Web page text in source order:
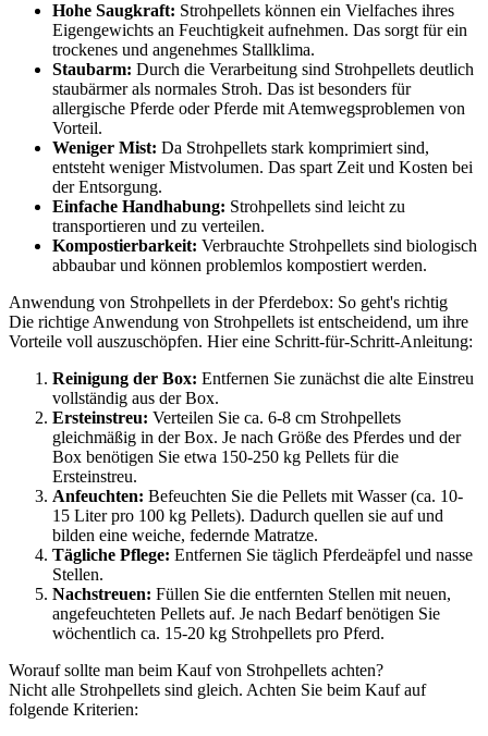
Hohe Saugkraft: Strohpellets können ein Vielfaches ihres
Eigengewichts an Feuchtigkeit aufnehmen. Das sorgt für ein
trockenes und angenehmes Stallklima.
Staubarm: Durch die Verarbeitung sind Strohpellets deutlich
staubärmer als normales Stroh. Das ist besonders für
allergische Pferde oder Pferde mit Atemwegsproblemen von
Vorteil.
Weniger Mist: Da Strohpellets stark komprimiert sind,
entsteht weniger Mistvolumen. Das spart Zeit und Kosten bei
der Entsorgung.
Einfache Handhabung: Strohpellets sind leicht zu
transportieren und zu verteilen.
Kompostierbarkeit: Verbrauchte Strohpellets sind biologisch
abbaubar und können problemlos kompostiert werden.
Anwendung von Strohpellets in der Pferdebox: So geht's richtig
Die richtige Anwendung von Strohpellets ist entscheidend, um ihre
Vorteile voll auszuschöpfen. Hier eine Schritt-für-Schritt-Anleitung:
Reinigung der Box: Entfernen Sie zunächst die alte Einstreu
vollständig aus der Box.
Ersteinstreu: Verteilen Sie ca. 6-8 cm Strohpellets
gleichmäßig in der Box. Je nach Größe des Pferdes und der
Box benötigen Sie etwa 150-250 kg Pellets für die
Ersteinstreu.
Anfeuchten: Befeuchten Sie die Pellets mit Wasser (ca. 10-
15 Liter pro 100 kg Pellets). Dadurch quellen sie auf und
bilden eine weiche, federnde Matratze.
Tägliche Pflege: Entfernen Sie täglich Pferdeäpfel und nasse
Stellen.
Nachstreuen: Füllen Sie die entfernten Stellen mit neuen,
angefeuchteten Pellets auf. Je nach Bedarf benötigen Sie
wöchentlich ca. 15-20 kg Strohpellets pro Pferd.
Worauf sollte man beim Kauf von Strohpellets achten?
Nicht alle Strohpellets sind gleich. Achten Sie beim Kauf auf
folgende Kriterien: